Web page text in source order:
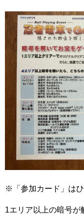
※「参加カード」はひ
1エリア以上の暗号が